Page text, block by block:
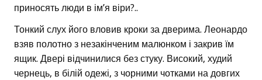
приносять люди в ім’я віри?..
Тонкий слух його вловив кроки за дверима. Леонардо
взяв полотно з незакінченим малюнком і закрив їм
ящик. Двері відчинилися без стуку. Високий, худий
чернець, в білій одежі, з чорними чотками на довгих